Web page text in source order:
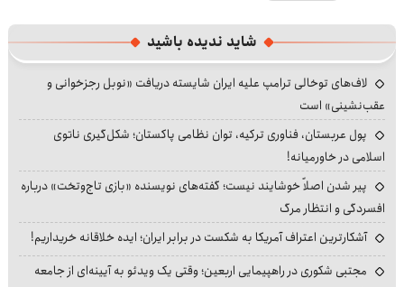
شاید ندیده باشید
لاف‌های توخالی ترامپ علیه ایران شایسته دریافت «نوبل رجزخوانی و
عقب‌نشینی» است
پول عربستان، فناوری ترکیه، توان نظامی پاکستان؛ شکل‌گیری ناتوی
اسلامی در خاورمیانه!
پیر شدن اصلاً خوشایند نیست؛ گفته‌های نویسنده «بازی تاج‌وتخت» درباره
افسردگی و انتظار مرگ
آشکارترین اعتراف آمریکا به شکست در برابر ایران؛ ایده خلاقانه خریداریم!
مجتبی شکوری در راهپیمایی اربعین؛ وقتی یک ویدئو به آیینه‌ای از جامعه